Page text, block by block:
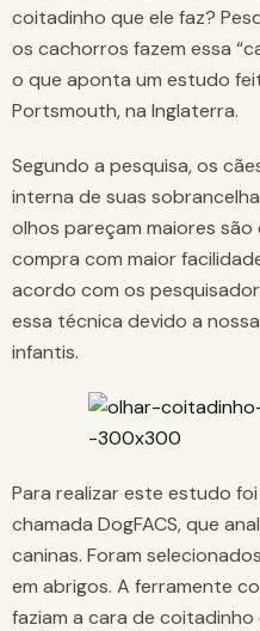
coitadinho que ele faz?
os cachorros fazem essa
o que aponta um estudo
Portsmouth, na Inglaterra.
Segundo a pesquisa, os
interna de suas
olhos pareçam maiores
compra com maior
acordo com os
essa técnica devido a
infantis.
Para realizar este estudo
chamada DogFACS, que
caninas. Foram
em abrigos. A ferramente
faziam a cara de